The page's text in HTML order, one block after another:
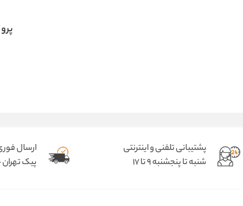
پشتیبانی تلفنی و اینترنتی
شنبه تا پنجشنبه 9 تا 17
ارسال
پیک